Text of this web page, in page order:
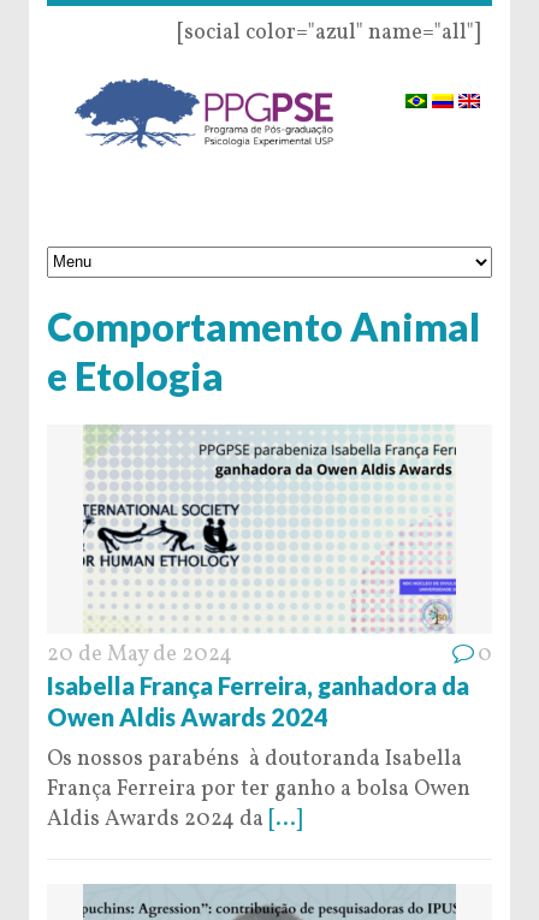
[social color="azul" name="all"]
Comportamento Animal
e Etologia
20 de May de 2024 0
Isabella França Ferreira, ganhadora da
Owen Aldis Awards 2024
Os nossos parabéns à doutoranda Isabella
França Ferreira por ter ganho a bolsa Owen
Aldis Awards 2024 da [...]